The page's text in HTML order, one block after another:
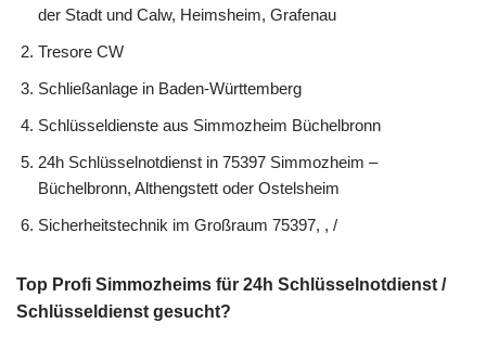
der Stadt und Calw, Heimsheim, Grafenau
Tresore CW
Schließanlage in Baden-Württemberg
Schlüsseldienste aus Simmozheim Büchelbronn
24h Schlüsselnotdienst in 75397 Simmozheim –
Büchelbronn, Althengstett oder Ostelsheim
Sicherheitstechnik im Großraum 75397, , /
Top Profi Simmozheims für 24h Schlüsselnotdienst /
Schlüsseldienst gesucht?